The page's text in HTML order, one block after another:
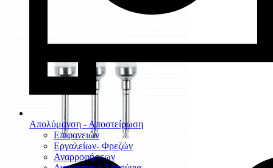
Απολύμανση - Αποστείρωση
Επιφανειών
Εργαλείων- Φρεζών
Αναρροφήσεων